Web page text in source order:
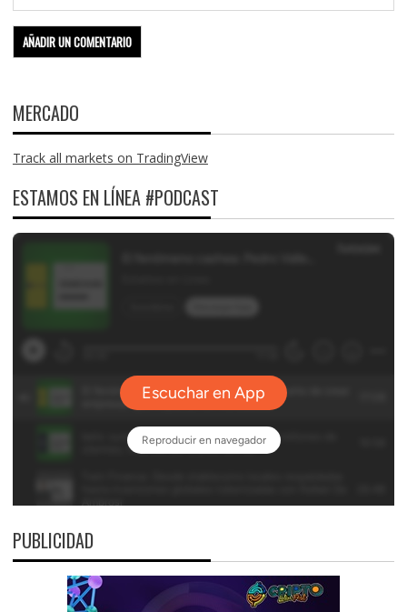
MERCADO
Track all markets on TradingView
ESTAMOS EN LÍNEA #PODCAST
PUBLICIDAD